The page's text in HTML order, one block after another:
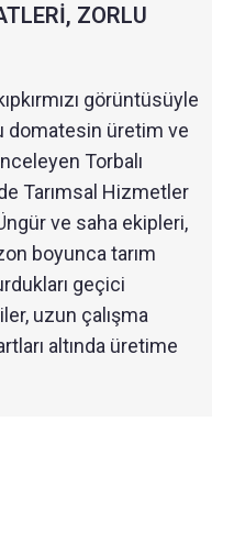
ZORLU
görüntüsüyle
domatesin üretim ve
Torbalı
Tarımsal Hizmetler
ve saha ekipleri,
boyunca tarım
geçici
uzun çalışma
altında üretime